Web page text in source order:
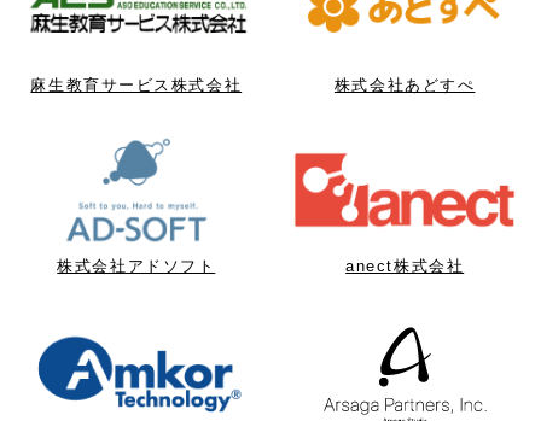
麻生教育サービス株式会社 株式会社あどすぺ
株式会社アドソフト anect株式会社